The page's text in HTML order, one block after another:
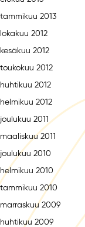
tammikuu 2013
lokakuu 2012
kesäkuu 2012
toukokuu 2012
huhtikuu 2012
helmikuu 2012
joulukuu 2011
maaliskuu 2011
joulukuu 2010
helmikuu 2010
tammikuu 2010
marraskuu 2009
huhtikuu 2009